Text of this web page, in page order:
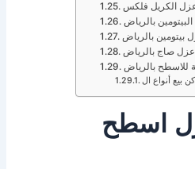
الكريل فلكس
اسطح